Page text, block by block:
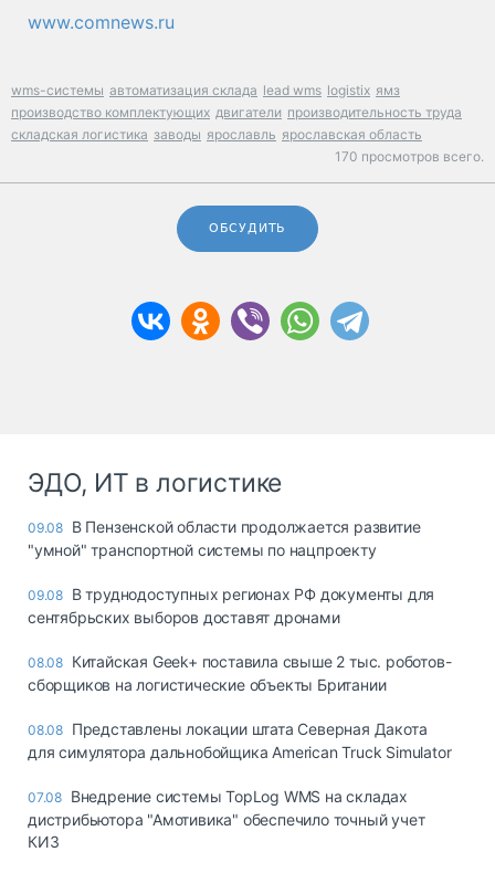
www.comnews.ru
wms-системы автоматизация склада lead wms logistix ямз
производство комплектующих двигатели производительность труда
складская логистика заводы ярославль ярославская область
170 просмотров всего.
ОБСУДИТЬ
ЭДО, ИТ в логистике
09.08 В Пензенской области продолжается развитие
"умной" транспортной системы по нацпроекту
09.08 В труднодоступных регионах РФ документы для
сентябрьских выборов доставят дронами
08.08 Китайская Geek+ поставила свыше 2 тыс. роботов-
сборщиков на логистические объекты Британии
08.08 Представлены локации штата Северная Дакота
для симулятора дальнобойщика American Truck Simulator
07.08 Внедрение системы TopLog WMS на складах
дистрибьютора "Амотивика" обеспечило точный учет
КИЗ